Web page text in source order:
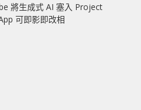
將生成式 AI 塞入 Project
可即影即改相